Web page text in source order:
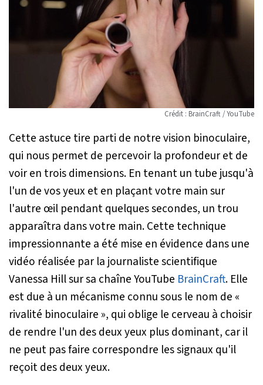
Crédit : BrainCraft / YouTube
Cette astuce tire parti de notre vision binoculaire,
qui nous permet de percevoir la profondeur et de
voir en trois dimensions. En tenant un tube jusqu'à
l'un de vos yeux et en plaçant votre main sur
l'autre œil pendant quelques secondes, un trou
apparaîtra dans votre main. Cette technique
impressionnante a été mise en évidence dans une
vidéo réalisée par la journaliste scientifique
Vanessa Hill sur sa chaîne YouTube BrainCraft. Elle
est due à un mécanisme connu sous le nom de «
rivalité binoculaire », qui oblige le cerveau à choisir
de rendre l'un des deux yeux plus dominant, car il
ne peut pas faire correspondre les signaux qu'il
reçoit des deux yeux.